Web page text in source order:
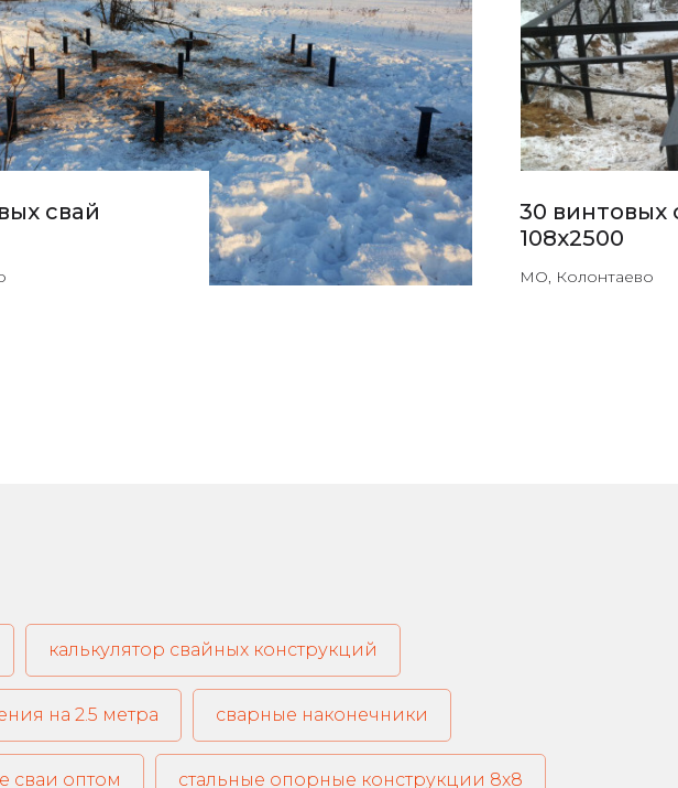
свай
30 винтовых
108х2500
МО, Колонтаево
калькулятор свайных конструкций
на 2.5 метра сварные наконечники
сваи оптом стальные опорные конструкции 8х8